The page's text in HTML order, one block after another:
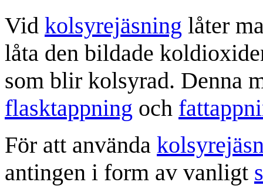
Vid kolsyrejäsning låter
låta den bildade
som blir kolsyrad. Denna
flasktappning och
För att använda
antingen i form av vanligt